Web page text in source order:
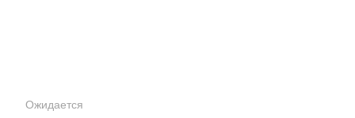
Ожидается